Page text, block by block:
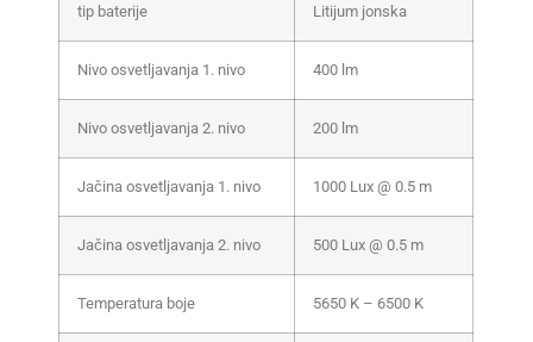
tip baterije Litijum jonska
Nivo osvetljavanja 1. nivo 400 lm
Nivo osvetljavanja 2. nivo 200 lm
Jačina osvetljavanja 1. nivo 1000 Lux @ 0.5 m
Jačina osvetljavanja 2. nivo 500 Lux @ 0.5 m
Temperatura boje 5650 K – 6500 K